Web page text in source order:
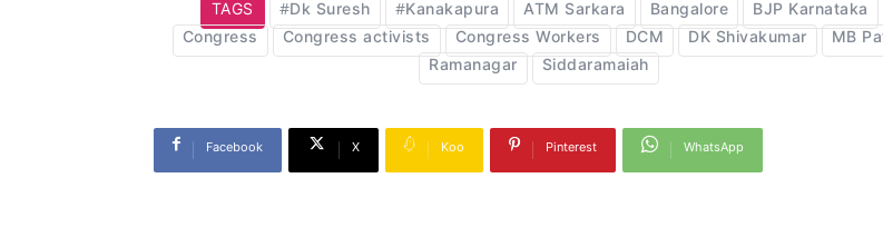
TAGS #Dk Suresh #Kanakapura ATM Sarkara Bangalore
BJP Karnataka
Congress
Congress activists Congress Workers DCM DK Shivakumar
MB
Ramanagar
Siddaramaiah
Facebook X Koo Pinterest WhatsApp